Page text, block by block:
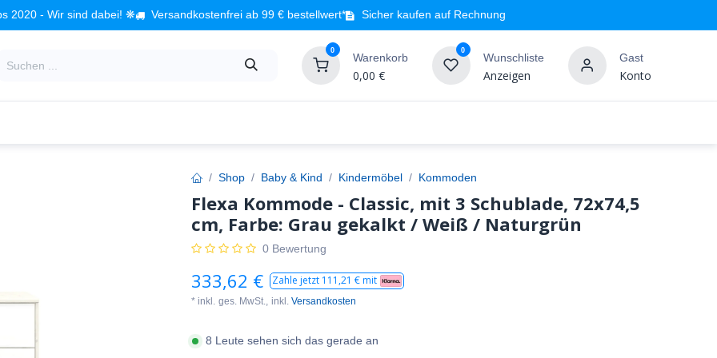
2020 - Wir sind dabei! ❋ Versandkostenfrei ab 99 € bestellwert* Sicher kaufen auf Rechnung
0
Warenkorb
0,00 €
0
Wunschliste
Anzeigen
Gast
Konto
Shop Baby & Kind Kindermöbel Kommoden
Flexa Kommode - Classic, mit 3 Schublade, 72x74,5
cm, Farbe: Grau gekalkt / Weiß / Naturgrün
0 Bewertung
333,62 € Zahle jetzt 111,21 € mit
* inkl. ges. MwSt., inkl. Versandkosten
8 Leute sehen sich das gerade an